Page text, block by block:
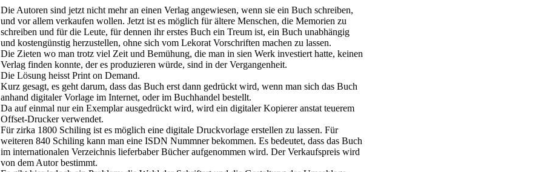
Die Autoren sind jetzt nicht mehr an einen Verlag angewiesen, wenn sie ein Buch schreiben,
und vor allem verkaufen wollen. Jetzt ist es möglich für ältere Menschen, die Memorien zu
schreiben und für die Leute, für dennen ihr erstes Buch ein Treum ist, ein Buch unabhängig
und kostengünstig herzustellen, ohne sich vom Lekorat Vorschriften machen zu lassen.
Die Zieten wo man trotz viel Zeit und Bemühung, die man in sien Werk investiert hatte, keinen
Verlag finden konnte, der es produzieren würde, sind in der Vergangenheit.
Die Lösung heisst Print on Demand.
Kurz gesagt, es geht darum, dass das Buch erst dann gedrückt wird, wenn man sich das Buch
anhand digitaler Vorlage im Internet, oder im Buchhandel bestellt.
Da auf einmal nur ein Exemplar ausgedrückt wird, wird ein digitaler Kopierer anstat teuerem
Offset-Drucker verwendet.
Für zirka 1800 Schiling ist es möglich eine digitale Druckvorlage erstellen zu lassen. Für
weiteren 840 Schiling kann man eine ISDN Nummner bekommen. Es bedeutet, dass das Buch
im internationalen Verzeichnis lieferbaber Bücher aufgenommen wird. Der Verkaufspreis wird
von dem Autor bestimmt.